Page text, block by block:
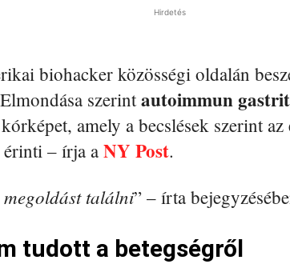
Hirdetés
biohacker közösségi oldalán
szerintautoimmun
amely a becslések szerint
érinti – írja aNY Post.
találni” – írta
tudott a betegségről